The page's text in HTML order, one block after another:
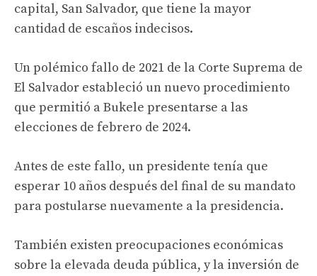
capital, San Salvador, que tiene la mayor
cantidad de escaños indecisos.
Un polémico fallo de 2021 de la Corte Suprema de
El Salvador estableció un nuevo procedimiento
que permitió a Bukele presentarse a las
elecciones de febrero de 2024.
Antes de este fallo, un presidente tenía que
esperar 10 años después del final de su mandato
para postularse nuevamente a la presidencia.
También existen preocupaciones económicas
sobre la elevada deuda pública, y la inversión de